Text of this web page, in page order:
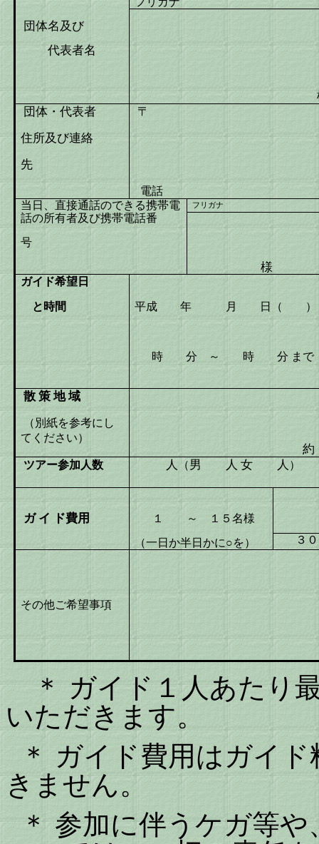
団体名及び
代表者名
団体・代表者
住所及び連絡
先
〒
電話 Ｆ
当日、直接通話のできる携帯電
話の所有者及び携帯電話番
号
フリガナ
様
ガイド希望日
と時間 平成 年 月 日（ ）
時 分 ～ 時 分 まで
散 策 地 域
（別紙を参考にし
てください）
約
ツアー参加人数 人 （男 人 女 人 ）
ガ イ ド費用
１ ～ １５名様
（一日か半日かに○を）
３
その他ご希望事項
＊ ガイド１人あたり
いただきます。
＊
ガイド費用はガイ
きません。
＊ 参加に伴うケガ等